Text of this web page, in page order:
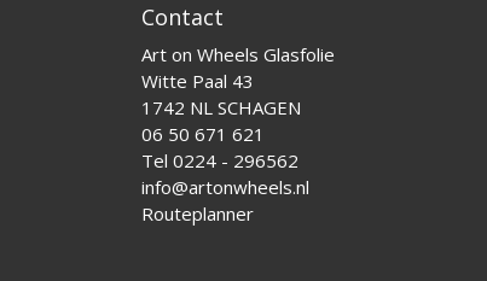
Contact
Art on Wheels Glasfolie
Witte Paal 43
1742 NL SCHAGEN
06 50 671 621
Tel 0224 - 296562
info@artonwheels.nl
Routeplanner